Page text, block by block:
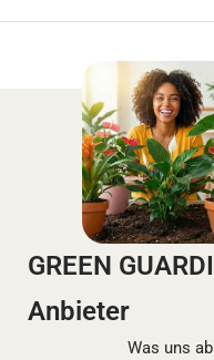
GREEN
Anbieter
Was uns